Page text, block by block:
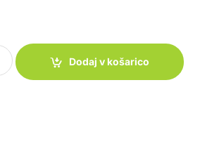
8936 siva quantity
Dodaj v košarico